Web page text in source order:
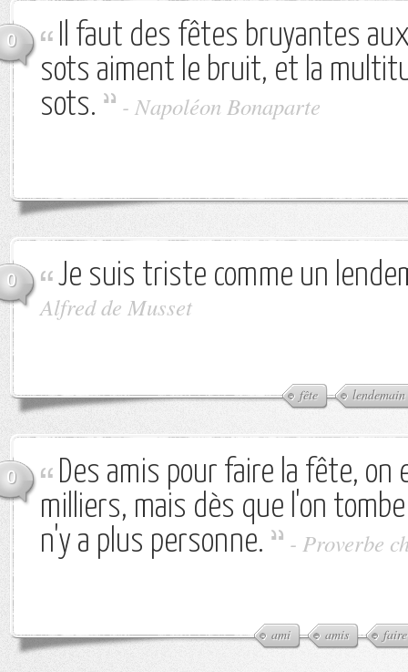
0
Il faut des fêtes bruyantes
sots aiment le bruit, et la
sots.
- Napoléon Bonaparte
0 Je suis triste comme un
Alfred de Musset
fête lendemain
0
Des amis pour faire la fête, on
milliers, mais dès que l'on
n'y a plus personne.
- Proverbe
ami amis faire